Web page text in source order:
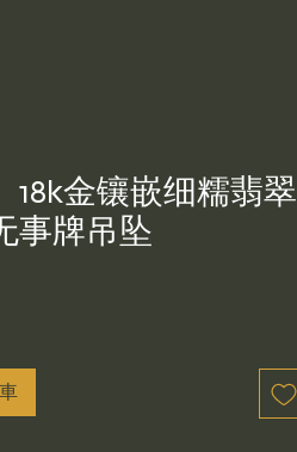
18k金镶嵌细糯翡翠
事牌吊坠